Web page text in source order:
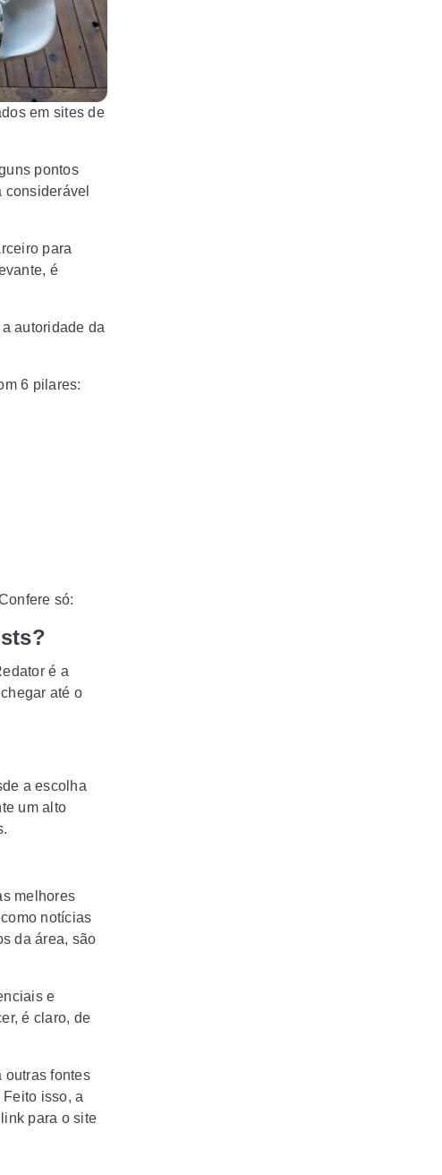
em sites de
pontos
para
é
autoridade da
6 pilares:
só:
é a
até o
a escolha
um alto
melhores
notícias
da área, são
e
é claro, de
outras fontes
isso, a
para o site